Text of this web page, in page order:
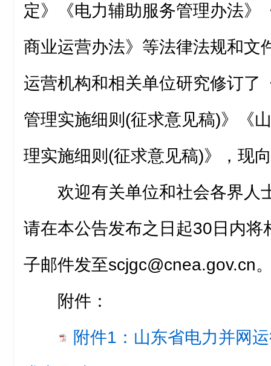
定》《电力辅助服务管理办法》
商业运营办法》等法律法规和文
运营机构和相关单位研究修订了
管理实施细则(征求意见稿)》《
理实施细则(征求意见稿)》，现
欢迎有关单位和社会各界人
请在本公告发布之日起30日内将
子邮件发至scjgc@cnea.gov.cn
附件：
附件1：山东省电力并网